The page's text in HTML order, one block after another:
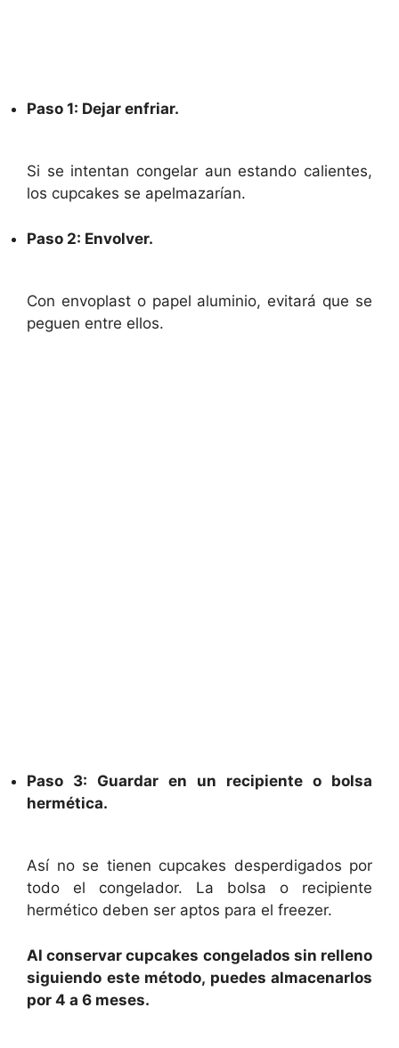
Paso 1: Dejar enfriar.
Si se intentan congelar aun estando calientes,
los cupcakes se apelmazarían.
Paso 2: Envolver.
Con envoplast o papel aluminio, evitará que se
peguen entre ellos.
Paso 3: Guardar en un recipiente o bolsa
hermética.
Así no se tienen cupcakes desperdigados por
todo el congelador. La bolsa o recipiente
hermético deben ser aptos para el freezer.
Al conservar cupcakes congelados sin relleno
siguiendo este método, puedes almacenarlos
por 4 a 6 meses.